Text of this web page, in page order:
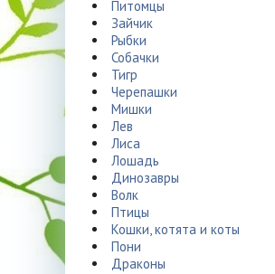
Питомцы
Зайчик
Рыбки
Собачки
Тигр
Черепашки
Мишки
Лев
Лиса
Лошадь
Динозавры
Волк
Птицы
Кошки, котята и коты
Пони
Драконы